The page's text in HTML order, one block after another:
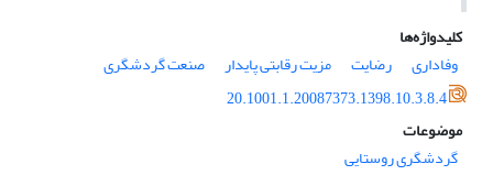
کلیدواژه‌ها
وفاداری
رضایت مزیت رقابتی پایدار
صنعت گردشگری
20.1001.1.20087373.1398.10.3.8.4
موضوعات
گردشگری روستایی